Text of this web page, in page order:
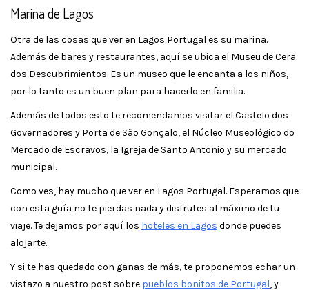
Marina de Lagos
Otra de las cosas que ver en Lagos Portugal es su marina.
Además de bares y restaurantes, aquí se ubica el Museu de Cera
dos Descubrimientos. Es un museo que le encanta a los niños,
por lo tanto es un buen plan para hacerlo en familia.
Además de todos esto te recomendamos visitar el Castelo dos
Governadores y Porta de São Gonçalo, el Núcleo Museológico do
Mercado de Escravos, la Igreja de Santo Antonio y su mercado
municipal.
Como ves, hay mucho que ver en Lagos Portugal. Esperamos que
con esta guía no te pierdas nada y disfrutes al máximo de tu
viaje. Te dejamos por aquí los hoteles en Lagos donde puedes
alojarte.
Y si te has quedado con ganas de más, te proponemos echar un
vistazo a nuestro post sobre pueblos bonitos de Portugal, y